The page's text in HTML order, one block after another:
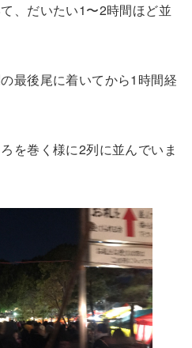
、だいたい1〜2時間ほど並
最後尾に着いてから1時間経
を巻く様に2列に並んでいま